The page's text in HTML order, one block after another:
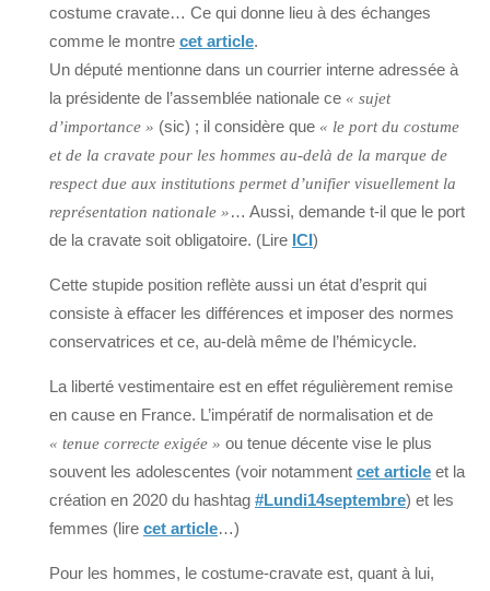
costume cravate… Ce qui donne lieu à des échanges
comme le montre cet article.
Un député mentionne dans un courrier interne adressée à
la présidente de l’assemblée nationale ce « sujet
d’importance » (sic) ; il considère que « le port du costume
et de la cravate pour les hommes au-delà de la marque de
respect due aux institutions permet d’unifier visuellement la
représentation nationale »… Aussi, demande t-il que le port
de la cravate soit obligatoire. (Lire ICI)
Cette stupide position reflète aussi un état d’esprit qui
consiste à effacer les différences et imposer des normes
conservatrices et ce, au-delà même de l’hémicycle.
La liberté vestimentaire est en effet régulièrement remise
en cause en France. L’impératif de normalisation et de
« tenue correcte exigée » ou tenue décente vise le plus
souvent les adolescentes (voir notamment cet article et la
création en 2020 du hashtag #Lundi14septembre) et les
femmes (lire cet article…)
Pour les hommes, le costume-cravate est, quant à lui,